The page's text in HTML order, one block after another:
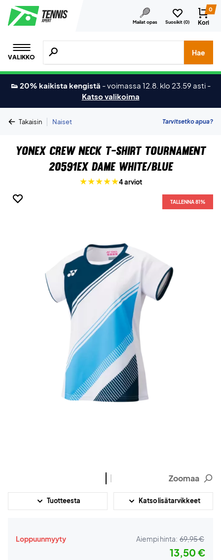
Mailat opas Suosikit (0)
0
Kori
VALIKKO
Hae tuotteita, merkkejä jne.
Hae
👟 20% kaikista kengistä -voimassa 12.8. klo 23.59 asti -
Katso valikoima
Takaisin | Naiset Tarvitsetko apua?
Yonex Crew Neck T-shirt Tournament
20591EX Dame White/Blue
4 arviot
TALLENNA 81%
TALLENNA 81%
Zoomaa
Tuotteesta Katso lisätarvikkeet
Loppuunmyyty Aiempi hinta: 69,95 €
13,50 €